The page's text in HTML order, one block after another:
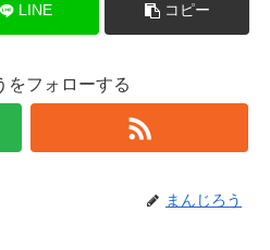
LINE コピー
をフォローする
まんじろう